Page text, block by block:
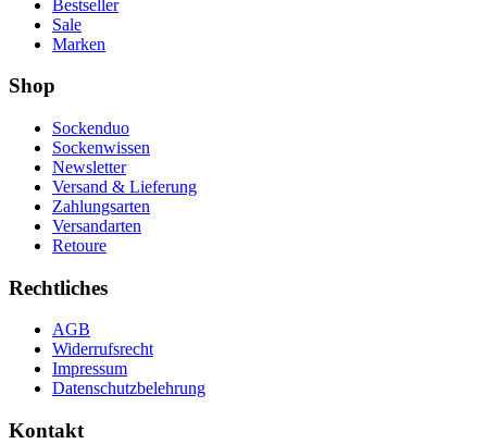
Bestseller
Sale
Marken
Shop
Sockenduo
Sockenwissen
Newsletter
Versand & Lieferung
Zahlungsarten
Versandarten
Retoure
Rechtliches
AGB
Widerrufsrecht
Impressum
Datenschutzbelehrung
Kontakt